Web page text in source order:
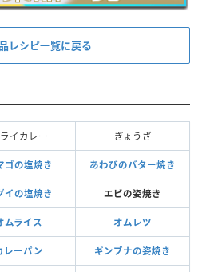
レシピ一覧に戻る
ライカレー ぎょうざ
ゴの塩焼き あわびのバター焼き
イの塩焼き エビの姿焼き
ムライス オムレツ
レーパン ギンブナの姿焼き